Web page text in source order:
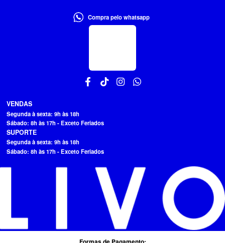
Compra pelo whatsapp
VENDAS
Segunda à sexta: 9h às 18h
Sábado: 8h às 17h - Exceto Feriados
SUPORTE
Segunda à sexta: 9h às 18h
Sábado: 8h às 17h - Exceto Feriados